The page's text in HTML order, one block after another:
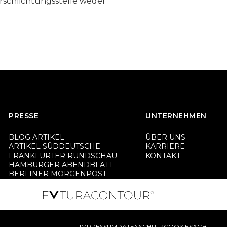
PRESSE
BLOG ARTIKEL
ARTIKEL SÜDDEUTSCHE
FRANKFURTER RUNDSCHAU
HAMBURGER ABENDBLATT
BERLINER MORGENPOST
UNTERNEHMEN
ÜBER UNS
KARRIERE
KONTAKT